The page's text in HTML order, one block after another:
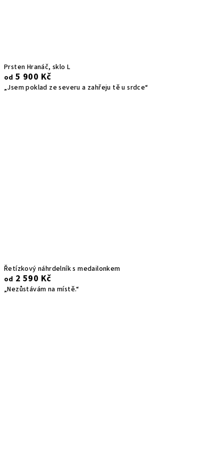
Prsten Hranáč, sklo L
od 5 900 Kč
„Jsem poklad ze severu a zahřeju tě u srdce“
Řetízkový náhrdelník s medailonkem
od 2 590 Kč
„Nezůstávám na místě.“